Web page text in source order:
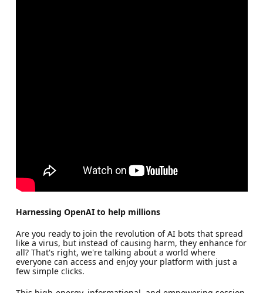
Harnessing OpenAI to help millions
Are you ready to join the revolution of AI bots that spread
like a virus, but instead of causing harm, they enhance for
all? That's right, we're talking about a world where
everyone can access and enjoy your platform with just a
few simple clicks.